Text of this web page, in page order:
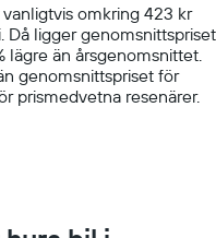
omkring 423 kr
Då ligger genomsnittspriset
lägre än årsgenomsnittet.
genomsnittspriset för
prismedvetna resenärer.